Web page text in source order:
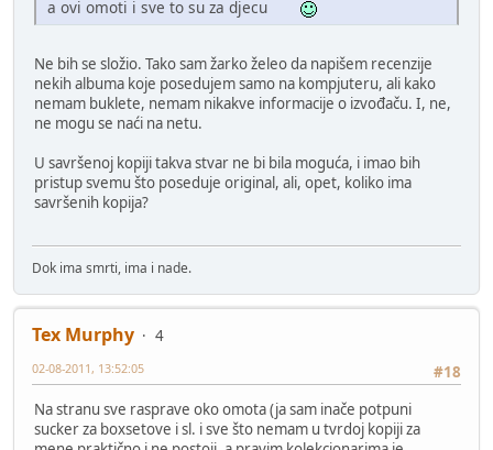
a ovi omoti i sve to su za djecu
Ne bih se složio. Tako sam žarko želeo da napišem recenzije
nekih albuma koje posedujem samo na kompjuteru, ali kako
nemam buklete, nemam nikakve informacije o izvođaču. I, ne,
ne mogu se naći na netu.
U savršenoj kopiji takva stvar ne bi bila moguća, i imao bih
pristup svemu što poseduje original, ali, opet, koliko ima
savršenih kopija?
Dok ima smrti, ima i nade.
Tex Murphy
4
#18
02-08-2011, 13:52:05
Na stranu sve rasprave oko omota (ja sam inače potpuni
sucker za boxsetove i sl. i sve što nemam u tvrdoj kopiji za